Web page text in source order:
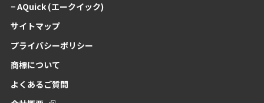
− AQuick (エークイック)
サイトマップ
プライバシーポリシー
商標について
よくあるご質問